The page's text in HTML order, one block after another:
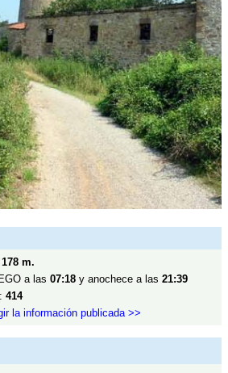
178 m.
a las 07:18 y anochece a las 21:39
414
la información publicada >>